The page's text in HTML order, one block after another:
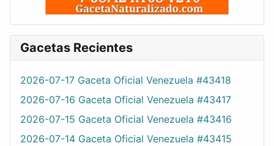
Gacetas Recientes
2026-07-17 Gaceta Oficial Venezuela #43418
2026-07-16 Gaceta Oficial Venezuela #43417
2026-07-15 Gaceta Oficial Venezuela #43416
2026-07-14 Gaceta Oficial Venezuela #43415